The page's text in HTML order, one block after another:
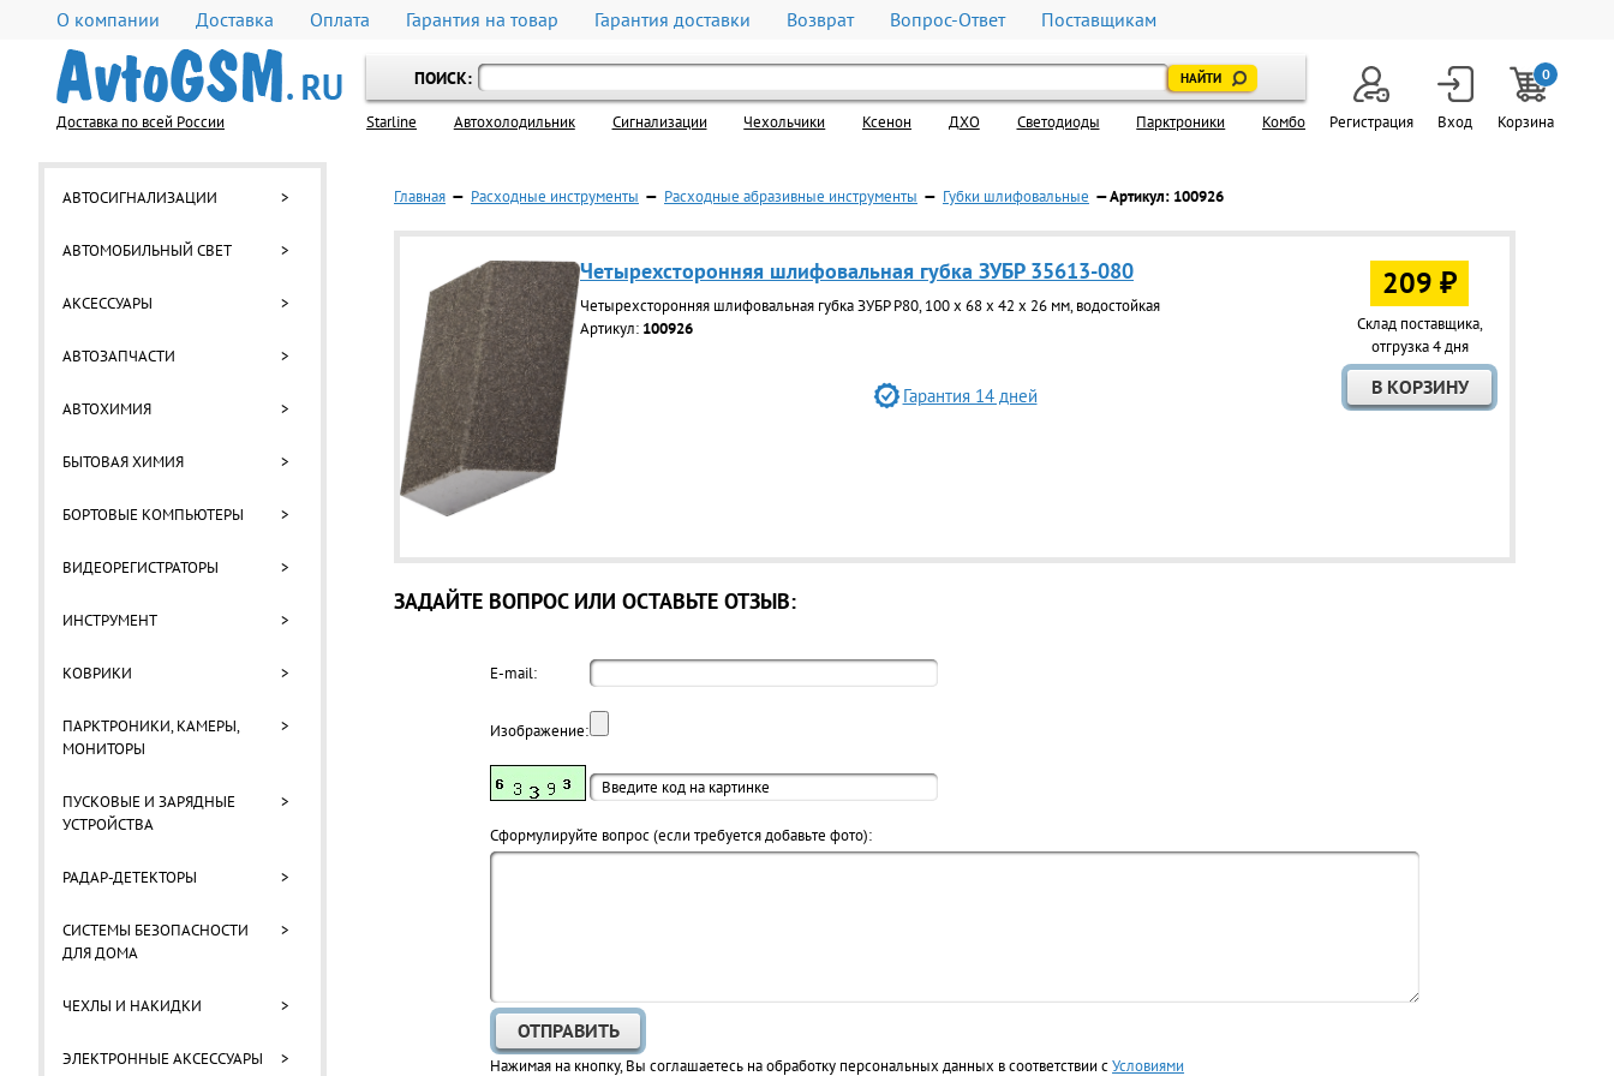
О компании Доставка Оплата Гарантия на товар Гарантия доставки Возврат Вопрос-Ответ Поставщикам
Доставка по всей России
ПОИСК:
Starline Автохолодильник Cигнализации Чехольчики Ксенон ДХО Светодиоды Парктроники Комбо Регистрация Вход
0
Корзина
АВТОСИГНАЛИЗАЦИИ >
АВТОМОБИЛЬНЫЙ СВЕТ >
АКСЕССУАРЫ >
АВТОЗАПЧАСТИ >
АВТОХИМИЯ >
БЫТОВАЯ ХИМИЯ >
БОРТОВЫЕ КОМПЬЮТЕРЫ >
ВИДЕОРЕГИСТРАТОРЫ >
ИНСТРУМЕНТ >
КОВРИКИ >
ПАРКТРОНИКИ, КАМЕРЫ,
МОНИТОРЫ
>
ПУСКОВЫЕ И ЗАРЯДНЫЕ
УСТРОЙСТВА
>
РАДАР-ДЕТЕКТОРЫ >
СИСТЕМЫ БЕЗОПАСНОСТИ
ДЛЯ ДОМА
>
ЧЕХЛЫ И НАКИДКИ >
ЭЛЕКТРОННЫЕ АКСЕССУАРЫ >
Главная — Расходные инструменты — Расходные абразивные инструменты — Губки шлифовальные — Артикул: 100926
209 ₽
Склад поставщика,
отгрузка 4 дня
Четырехсторонняя шлифовальная губка ЗУБР 35613-080
Четырехсторонняя шлифовальная губка ЗУБР Р80, 100 х 68 х 42 х 26 мм, водостойкая
Артикул: 100926
Гарантия 14 дней
ЗАДАЙТЕ ВОПРОС ИЛИ ОСТАВЬТЕ ОТЗЫВ:
E-mail:
Изображение:
Cформулируйте вопрос (если требуется добавьте фото):
Нажимая на кнопку, Вы соглашаетесь на обработку персональных данных в соответствии сУсловиями